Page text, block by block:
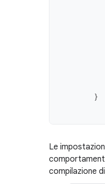
}
Le
compilazione